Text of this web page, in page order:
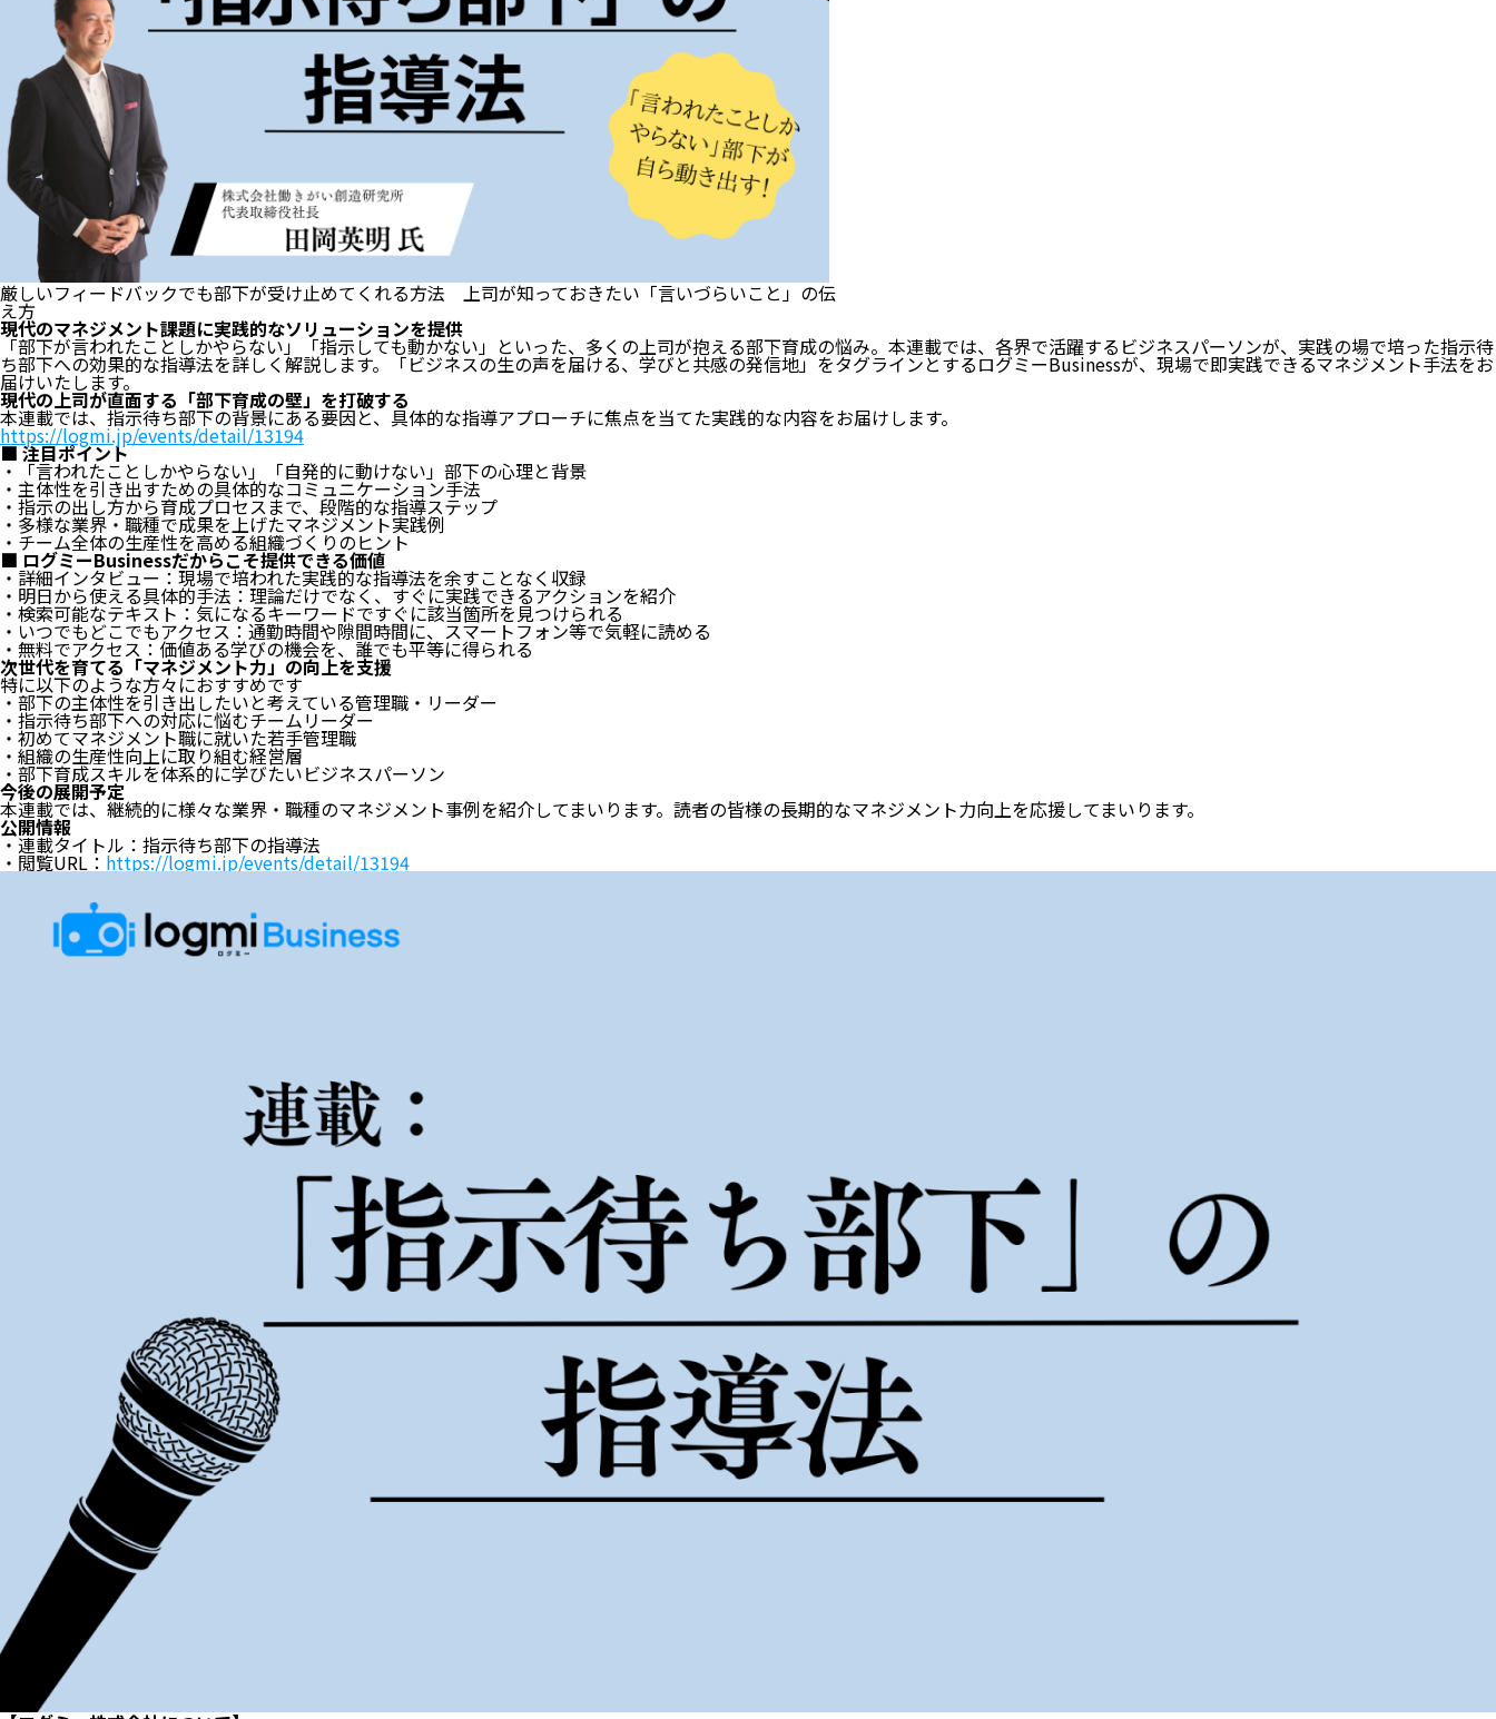
厳しいフィードバックでも部下が受け止めてくれる方法 上司が知っておきたい「言いづらいこと」の伝
え方
現代のマネジメント課題に実践的なソリューションを提供
「部下が言われたことしかやらない」「指示しても動かない」といった、多くの上司が抱える部下育成の悩み。本連載では、各界で活躍するビジネスパーソンが、実践の場で培った指示待
ち部下への効果的な指導法を詳しく解説します。「ビジネスの生の声を届ける、学びと共感の発信地」をタグラインとするログミーBusinessが、現場で即実践できるマネジメント手法をお
届けいたします。
現代の上司が直面する「部下育成の壁」を打破する
本連載では、指示待ち部下の背景にある要因と、具体的な指導アプローチに焦点を当てた実践的な内容をお届けします。
https://logmi.jp/events/detail/13194
■ 注目ポイント
・「言われたことしかやらない」「自発的に動けない」部下の心理と背景
・主体性を引き出すための具体的なコミュニケーション手法
・指示の出し方から育成プロセスまで、段階的な指導ステップ
・多様な業界・職種で成果を上げたマネジメント実践例
・チーム全体の生産性を高める組織づくりのヒント
■ ログミーBusinessだからこそ提供できる価値
・詳細インタビュー：現場で培われた実践的な指導法を余すことなく収録
・明日から使える具体的手法：理論だけでなく、すぐに実践できるアクションを紹介
・検索可能なテキスト：気になるキーワードですぐに該当箇所を見つけられる
・いつでもどこでもアクセス：通勤時間や隙間時間に、スマートフォン等で気軽に読める
・無料でアクセス：価値ある学びの機会を、誰でも平等に得られる
次世代を育てる「マネジメント力」の向上を支援
特に以下のような方々におすすめです
・部下の主体性を引き出したいと考えている管理職・リーダー
・指示待ち部下への対応に悩むチームリーダー
・初めてマネジメント職に就いた若手管理職
・組織の生産性向上に取り組む経営層
・部下育成スキルを体系的に学びたいビジネスパーソン
今後の展開予定
本連載では、継続的に様々な業界・職種のマネジメント事例を紹介してまいります。読者の皆様の長期的なマネジメント力向上を応援してまいります。
公開情報
・連載タイトル：指示待ち部下の指導法
・閲覧URL： https://logmi.jp/events/detail/13194